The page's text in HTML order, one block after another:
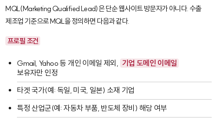
MQL(Marketing Qualified Lead)은 단순 웹사이트 방문자가 아니다. 수출
제조업 기준으로 MQL을 정의하면 다음과 같다.
프로필 조건
Gmail, Yahoo 등 개인 이메일 제외, 기업 도메인 이메일
보유자만 인정
타겟 국가(예: 독일, 미국, 일본) 소재 기업
특정 산업군(예: 자동차 부품, 반도체 장비) 해당 여부